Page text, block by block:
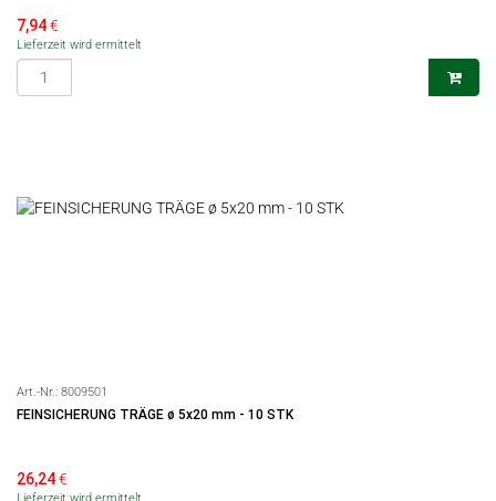
7,94€
Lieferzeit wird ermittelt
Art.-Nr.: 8009501
FEINSICHERUNG TRÄGE ø 5x20 mm - 10 STK
26,24€